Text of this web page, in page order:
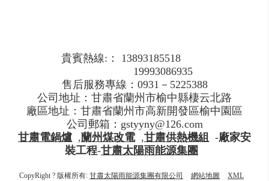
貴賓熱線:： 13893185518
19993086935
售后服務專線：0931－5225388
公司地址：甘肅省蘭州市榆中縣棲云北路
廠區地址：甘肅省蘭州市高新開發區榆中園區
公司郵箱：gstyyny@126.com
甘肅電鍋爐 ,蘭州煤改電 ,甘肅供熱機組 -廠家安
裝工程-甘肅太陽雨能源集團
CopyRight ? 版權所有: 甘肅太陽雨能源集團有限公司 網站地圖
XML